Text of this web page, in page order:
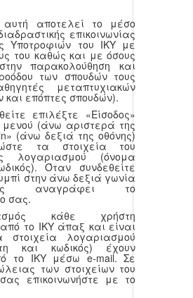
αυτή αποτελεί το μέσο
επικοινωνίας
Υποτροφιών του ΙΚΥ με
του καθώς και με όσους
παρακολούθηση και
των σπουδών τους
μεταπτυχιακών
επόπτες σπουδών).
επιλέξτε «Είσοδος»
(άνω αριστερά της
(άνω δεξιά της οθόνης)
τα στοιχεία του
λογαριασμού (όνομα
Όταν συνδεθείτε
στην άνω δεξιά γωνία
αναγράφει το
σας.
κάθε χρήστη
το ΙΚΥ άπαξ και είναι
στοιχεία λογαριασμού
και κωδικός) έχουν
το ΙΚΥ μέσω e-mail. Σε
των στοιχείων του
επικοινωνήστε με το